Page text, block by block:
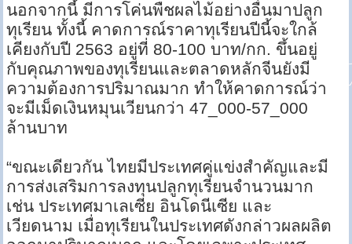
นอกจากนี้ มีการโค่นพืชผลไม้อย่างอื่นมาปลูก
ทุเรียน ทั้งนี้ คาดการณ์ราคาทุเรียนปีนี้จะใกล้
เคียงกับปี 2563 อยู่ที่ 80-100 บาท/กก. ขึ้นอยู่
กับคุณภาพของทุเรียนและตลาดหลักจีนยังมี
ความต้องการปริมาณมาก ทำให้คาดการณ์ว่า
จะมีเม็ดเงินหมุนเวียนกว่า 47_000-57_000
ล้านบาท
“ขณะเดียวกัน ไทยมีประเทศคู่แข่งสำคัญและมี
การส่งเสริมการลงทุนปลูกทุเรียนจำนวนมาก
เช่น ประเทศมาเลเซีย อินโดนีเซีย และ
เวียดนาม เมื่อทุเรียนในประเทศดังกล่าวผลผลิต